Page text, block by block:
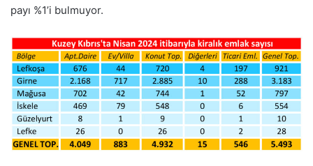
payı %1’i bulmuyor.